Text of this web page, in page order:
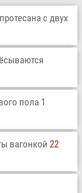
с двух
пола 1
вагонкой 22